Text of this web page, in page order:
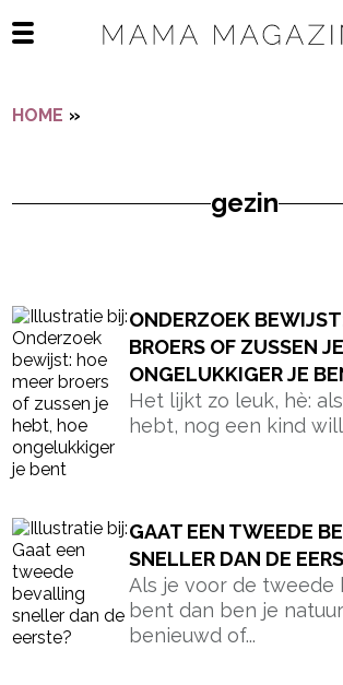
Open het mobiele menu
HOME »
gezin
ONDERZOEK
BROERS OF ZUSSEN
ONGELUKKIGER JE
Het lijkt zo leuk, hè:
hebt, nog een kind
GAAT EEN TWEEDE
SNELLER DAN DE
Als je voor de tweede
bent dan ben je
benieuwd of...